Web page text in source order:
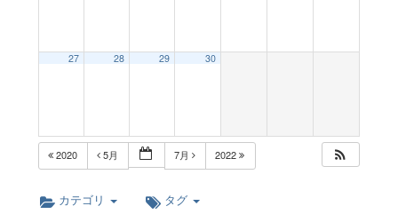
27 28 29 30
2020 5月 7月 2022
カテゴリ タグ
5:00 AM
6:00 AM